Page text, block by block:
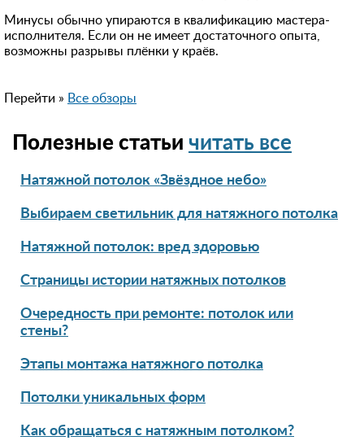
Минусы обычно упираются в квалификацию мастера-
исполнителя. Если он не имеет достаточного опыта,
возможны разрывы плёнки у краёв.
Перейти » Все обзоры
Полезные статьи читать все
Натяжной потолок «Звёздное небо»
Выбираем светильник для натяжного потолка
Натяжной потолок: вред здоровью
Страницы истории натяжных потолков
Очередность при ремонте: потолок или
стены?
Этапы монтажа натяжного потолка
Потолки уникальных форм
Как обращаться с натяжным потолком?